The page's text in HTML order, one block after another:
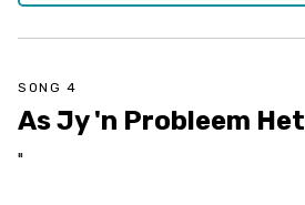
SONG 4
As Jy 'n Probleem Het
"